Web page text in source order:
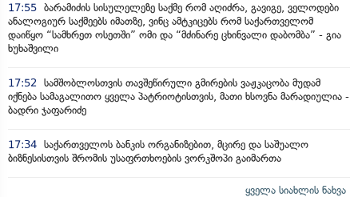
17:55 ბარამიძის სისულელეზე საქმე რომ აღიძრა, გავიგე, ველოდები
ანალოგიურ საქმეებს იმათზე, ვინც ამტკიცებს რომ საქართველომ
დაიწყო “სამხრეთ ოსეთში” ომი და “მძინარე ცხინვალი დაბომბა” - გია
ხუხაშვილი
17:52
სამშობლოსთვის თავშეწირული გმირების ვაჟკაცობა მუდამ
იქნება სამაგალითო ყველა პატრიოტისთვის, მათი ხსოვნა მარადიულია -
ბადრი ჯაფარიძე
17:34 საქართველოს ბანკის ორგანიზებით, მცირე და საშუალო
ბიზნესისთვის შრომის უსაფრთხოების ვორკშოპი გაიმართა
ყველა სიახლის ნახვა